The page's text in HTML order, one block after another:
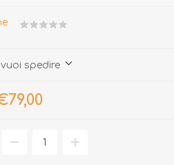
spedire